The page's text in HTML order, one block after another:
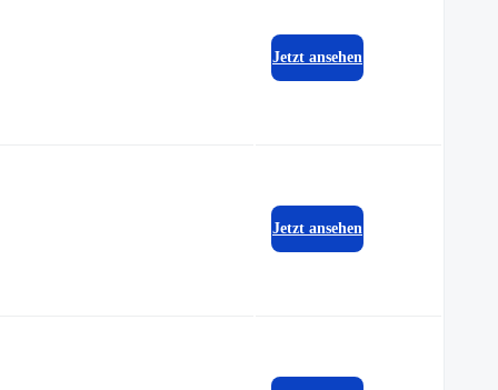
Jetzt ansehen
Jetzt ansehen